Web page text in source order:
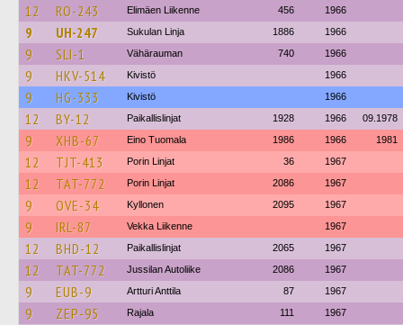
12 RO-243 Elimäen Liikenne 456 1966
9 UH-247 Sukulan Linja 1886 1966
9 SLI-1 Vähärauman 740 1966
9 HKV-514 Kivistö 1966
9 HG-333 Kivistö 1966
12 BY-12 Paikallislinjat 1928 1966 09.1978
9 XHB-67 Eino Tuomala 1986 1966 1981
12 TJT-413 Porin Linjat 36 1967
12 TAT-772 Porin Linjat 2086 1967
9 OVE-34 Kyllonen 2095 1967
9 IRL-87 Vekka Liikenne 1967
12 BHD-12 Paikallislinjat 2065 1967
12 TAT-772 Jussilan Autoliike 2086 1967
9 EUB-9 Artturi Anttila 87 1967
9 ZEP-95 Rajala 111 1967